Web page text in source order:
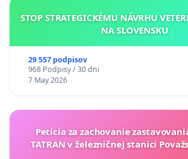
STOP STRATEGICKÉMU NÁVRHU
NA SLOVENSKU
29 557 podpisov
968 Podpisy / 30 dni
7 May 2026
Petícia za zachovanie
TATRAN v železničnej stanici